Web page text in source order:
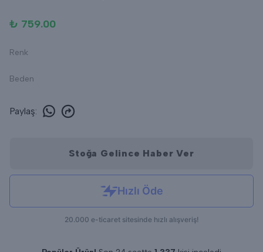
₺ 759.00
Renk
Beden
Paylaş:
Stoğa Gelince Haber Ver